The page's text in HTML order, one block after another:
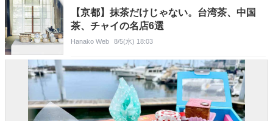
【京都】抹茶だけじゃない。台湾茶、中国
茶、チャイの名店6選
Hanako Web 8/5(水) 18:03